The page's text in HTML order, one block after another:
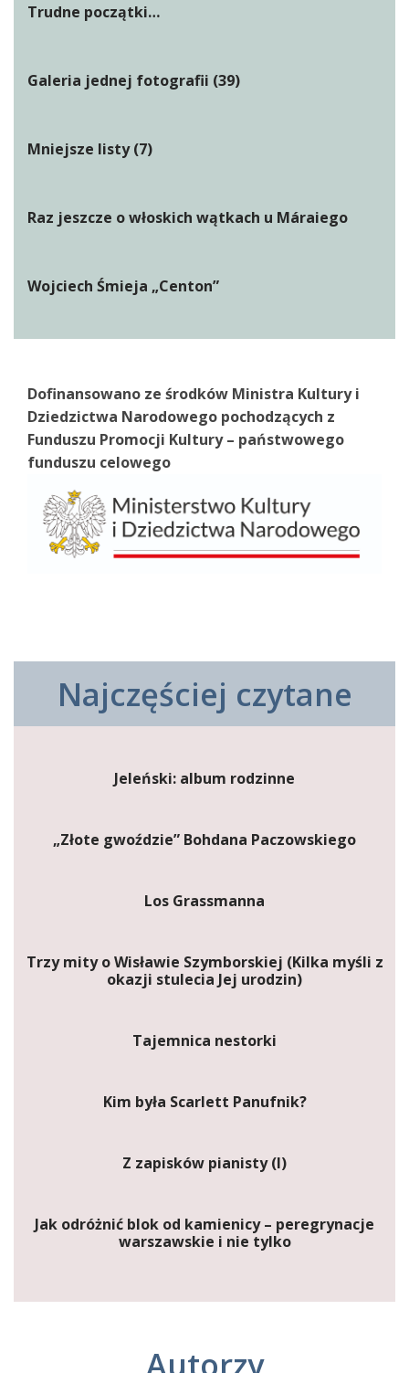
Trudne początki…
Galeria jednej fotografii (39)
Mniejsze listy (7)
Raz jeszcze o włoskich wątkach u Máraiego
Wojciech Śmieja „Centon”
Dofinansowano ze środków Ministra Kultury i
Dziedzictwa Narodowego pochodzących z
Funduszu Promocji Kultury – państwowego
funduszu celowego
Najczęściej czytane
Jeleński: album rodzinne
„Złote gwoździe” Bohdana Paczowskiego
Los Grassmanna
Trzy mity o Wisławie Szymborskiej (Kilka myśli z
okazji stulecia Jej urodzin)
Tajemnica nestorki
Kim była Scarlett Panufnik?
Z zapisków pianisty (I)
Jak odróżnić blok od kamienicy – peregrynacje
warszawskie i nie tylko
Autorzy